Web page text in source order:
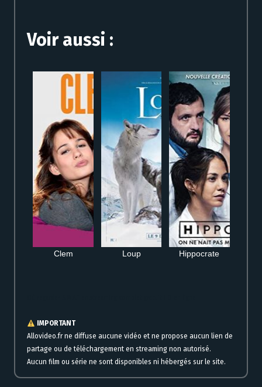
Voir aussi :
Clem Loup Hippocrate
IMPORTANT
Allovideo.fr ne diffuse aucune vidéo et ne propose aucun lien de
partage ou de téléchargement en streaming non autorisé.
Aucun film ou série ne sont disponibles ni hébergés sur le site.